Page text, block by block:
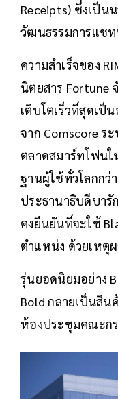
Receipts) ซึ่งเป็น
วัฒนธรรมการแช
ความสำเร็จของ
นิตยสาร Fortune
เติบโตเร็วที่สุดเป็
จาก Comscore ร
ตลาดสมาร์ทโฟนใ
ฐานผู้ใช้ทั่วโลกกว่
ประธานาธิบดีบารั
คงยืนยันที่จะใช้
ตำแหน่ง ด้วยเหตุ
รุ่นยอดนิยมอย่าง
Bold กลายเป็นสิ
ห้องประชุมคณะก